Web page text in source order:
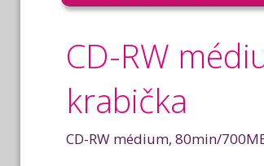
CD-RW
krabička
CD-RW médium, 80min/